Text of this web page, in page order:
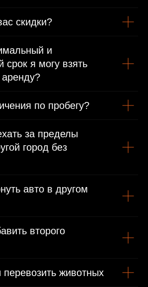
удостоверение
гражданам
Паспорт
права/виза или въездная виза
скидки?
и
срок я могу взять
по пробегу?
за пределы
город без
авто в другом
второго
животных